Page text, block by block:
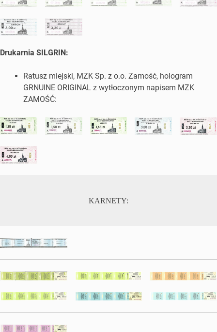
Drukarnia SILGRIN:
Ratusz miejski, MZK Sp. z o.o. Zamość, hologram
GRNUINE ORIGINAL z wytłoczonym napisem MZK
ZAMOŚĆ:
KARNETY: